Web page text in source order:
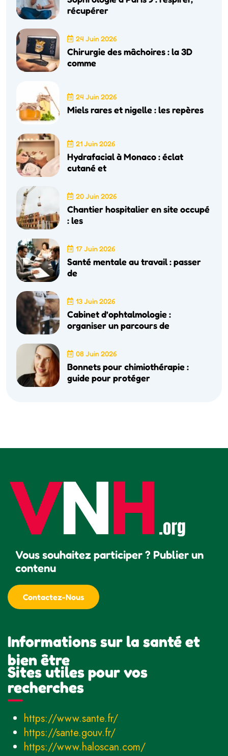
récupérer
24 Juin 2026
Chirurgie des mâchoires : la 3D
comme
24 Juin 2026
Miels rares et nigelle : les repères
21 Juin 2026
Hydrafacial à Monaco : éclat
cutané et
20 Juin 2026
Chantier hospitalier en site occupé
: les
17 Juin 2026
Santé mentale au travail : passer
de
13 Juin 2026
Cabinet d’ophtalmologie :
organiser un parcours de
08 Juin 2026
Bonnets pour chimiothérapie :
guide pour protéger
Vous souhaitez participer ? Publier un
contenu
Contactez-Nous
Informations sur la santé et
bien être
Sites utiles pour vos
recherches
https://www.sante.fr/
https://sante.gouv.fr/
https://www.haloscan.com/